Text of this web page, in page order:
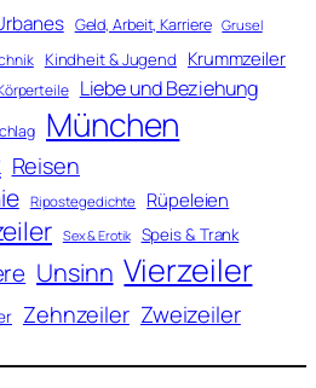
Geld, Arbeit, Karriere Grusel
Kindheit & Jugend Krummzeiler
Liebe und Beziehung
München
Reisen
Ripostegedichte Rüpeleien
Sex & Erotik Speis & Trank
Unsinn Vierzeiler
Zehnzeiler Zweizeiler